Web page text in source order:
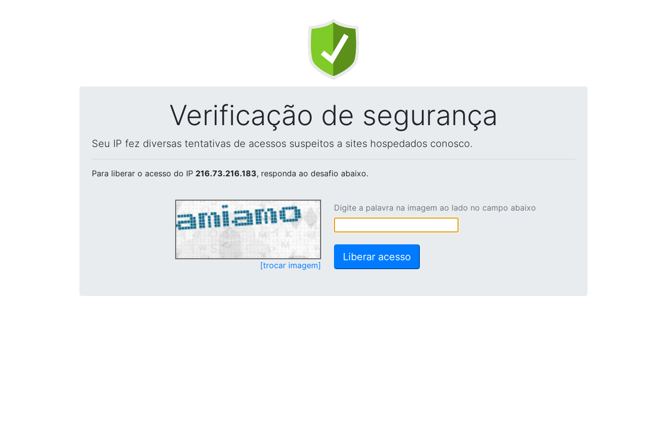
Verificação de segurança
Seu IP fez diversas tentativas de acessos suspeitos a sites hospedados conosco.
Para liberar o acesso do IP 216.73.216.183, responda ao desafio abaixo.
[trocar imagem]
Digite a palavra na imagem ao lado no campo abaixo